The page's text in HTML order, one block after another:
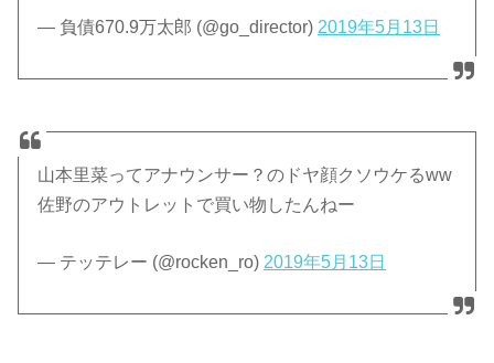
— 負債670.9万太郎 (@go_director) 2019年5月13日
山本里菜ってアナウンサー？のドヤ顔クソウケるww
佐野のアウトレットで買い物したんねー
— テッテレー (@rocken_ro) 2019年5月13日